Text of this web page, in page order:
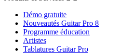
Démo gratuite
Nouveautés Guitar Pro 8
Programme éducation
Artistes
Tablatures Guitar Pro